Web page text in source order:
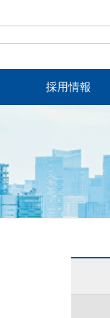
採用情報